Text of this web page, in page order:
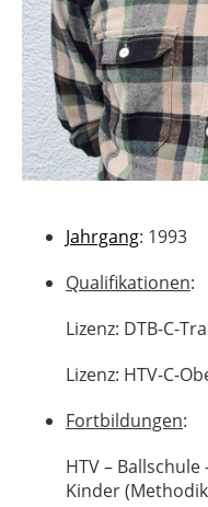
Jahrgang: 1993
Qualifikationen:
Lizenz: DTB-C-
Lizenz: HTV-C-
Fortbildungen:
HTV –
Kinder